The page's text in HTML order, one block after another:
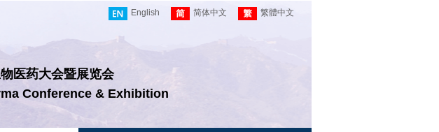
医药大会暨展览会
Conference & Exhibition
English 简体中文 繁體中文